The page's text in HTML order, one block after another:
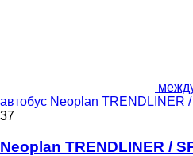
автобус Neoplan TRENDLINER
37
Neoplan TRENDLINER /